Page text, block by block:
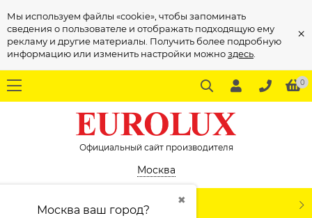
Мы используем файлы «cookie», чтобы запоминать
сведения о пользователе и отображать подходящую ему
рекламу и другие материалы. Получить более подробную
информацию или изменить настройки можноздесь
×
0
Официальный сайт производителя
Москва
✖
Москва ваш город?
КАТАЛОГ